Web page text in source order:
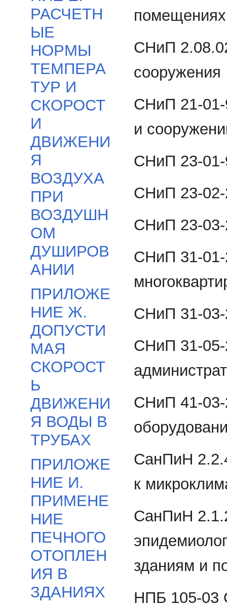
РАСЧЕТН
ЫЕ
НОРМЫ
ТЕМПЕРА
ТУР И
СКОРОСТ
И
ДВИЖЕНИ
Я
ВОЗДУХА
ПРИ
ВОЗДУШН
ОМ
ДУШИРОВ
АНИИ
ПРИЛОЖЕ
НИЕ Ж.
ДОПУСТИ
МАЯ
СКОРОСТ
Ь
ДВИЖЕНИ
Я ВОДЫ В
ТРУБАХ
ПРИЛОЖЕ
НИЕ И.
ПРИМЕНЕ
НИЕ
ПЕЧНОГО
ОТОПЛЕН
ИЯ В
ЗДАНИЯХ
помещениях
СНиП
сооружения
СНиП 21-01-
и
СНиП 23-01-
СНиП 23-02-
СНиП 23-
СНиП 31-
СНиП 31-03-
СНиП 31-
СНиП 41-03-
СанПиН
к
СанПиН
зданиям и
НПБ 105-03